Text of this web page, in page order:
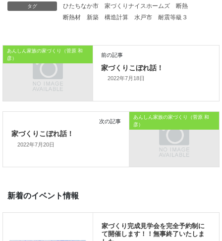
感じ取っているのです。
本日はこれまでです。
おうちのはなしからでした
では、では。
ご家族が幸せになるお手伝いをする」
タグ
ひたちなか市 家づくりナイスホームズ
断熱
断熱材
新築 構造計算 水戸市 耐震等級３
あんしん家族の家づくり（菅原 和
彦）
2022年7月18日
あんしん家族の家づくり（菅原 和
彦）
2022年7月20日